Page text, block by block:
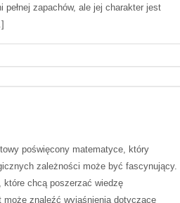
zapachów, ale jej charakter jest
poświęcony matematyce, który
zależności może być fascynujący.
które chcą poszerzać wiedzę
znaleźć wyjaśnienia dotyczące